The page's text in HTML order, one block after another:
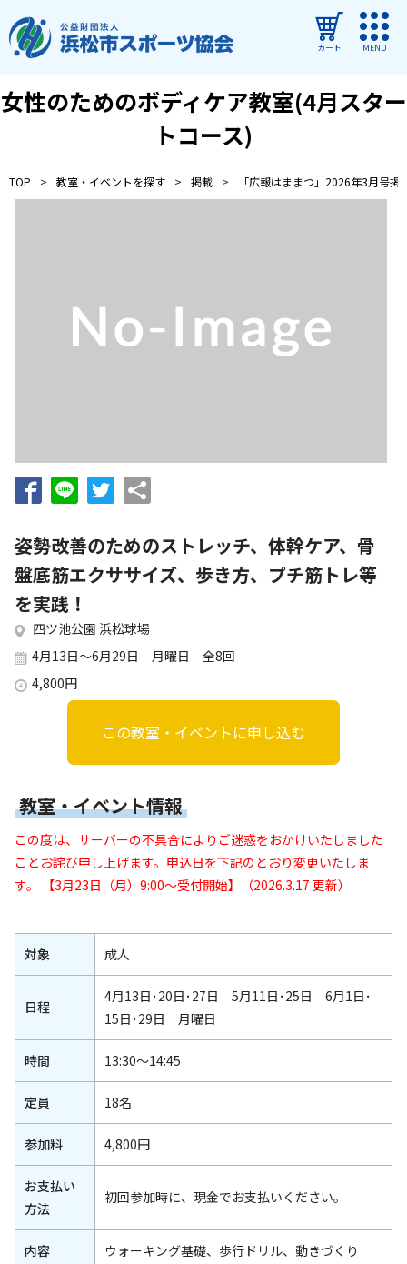
カート MENU
ログイン
教室・イベントを探す
ご利用ガイド
管理施設
教室・イベントからのお知らせ
浜松スポーツ協会に関する
メールフォームでのお問い合わせ
各教室・イベントページの問い合わせ先までお願いいたします。
女性のためのボディケア教室(4月スター
トコース)
TOP 教室・イベントを探す 掲載 「広報はままつ」2026年3月号掲
姿勢改善のためのストレッチ、体幹ケア、骨
盤底筋エクササイズ、歩き方、プチ筋トレ等
を実践！
四ツ池公園 浜松球場
4月13日～6月29日 月曜日 全8回
4,800円
この教室・イベントに申し込む
教室・イベント情報
この度は、サーバーの不具合によりご迷惑をおかけいたしました
ことお詫び申し上げます。申込日を下記のとおり変更いたしま
す。
【3月23日（月）9:00～受付開始】（2026.3.17 更新）
対象 成人
日程
4月13日･20日･27日 5月11日･25日 6月1日･
15日･29日 月曜日
時間 13:30～14:45
定員 18名
参加料 4,800円
お支払い
方法
初回参加時に、現金でお支払いください。
内容 ウォーキング基礎、歩行ドリル、動きづくり